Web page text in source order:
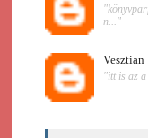
n..."
Vesztian
"itt is az